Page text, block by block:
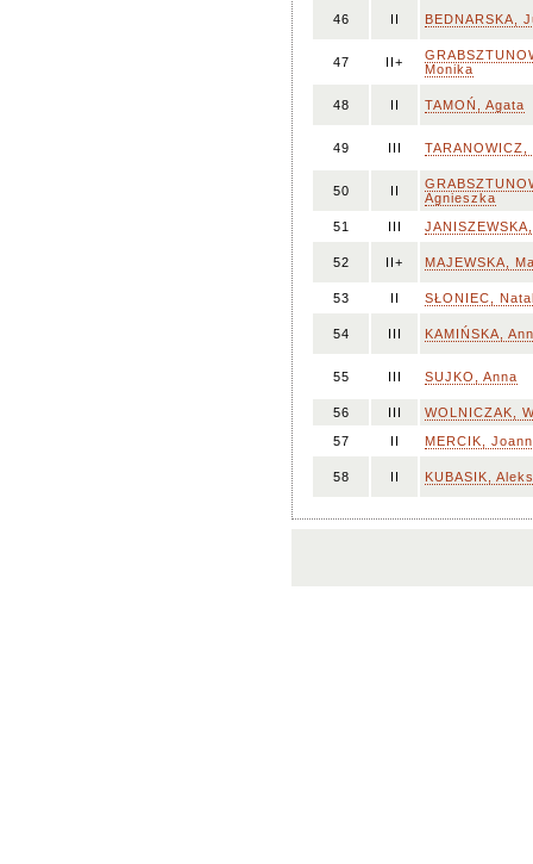
46 II BEDNARSKA,
47 II+
Monika
48 II TAMOŃ, Agata
49 III TARANOWICZ,
50 II
Agnieszka
51
III
52 II+ MAJEWSKA,
53 II SŁONIEC,
54 III KAMIŃSKA,
55 III SUJKO, Anna
56 III
WOLNICZAK,
57
II MERCIK,
58 II KUBASIK,